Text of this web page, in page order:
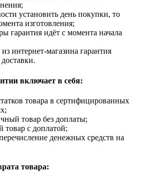
установить день покупки, то
изготовления;
гарантия идёт с момента начала
из интернет-магазина гарантия
включает в себя:
товара в сертифицированных
товар без доплаты;
с доплатой;
денежных средств на
товара: